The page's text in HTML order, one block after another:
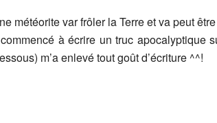
météorite var frôler la Terre et va peut
commencé à écrire un truc
m’a enlevé tout goût d’écriture ^^!